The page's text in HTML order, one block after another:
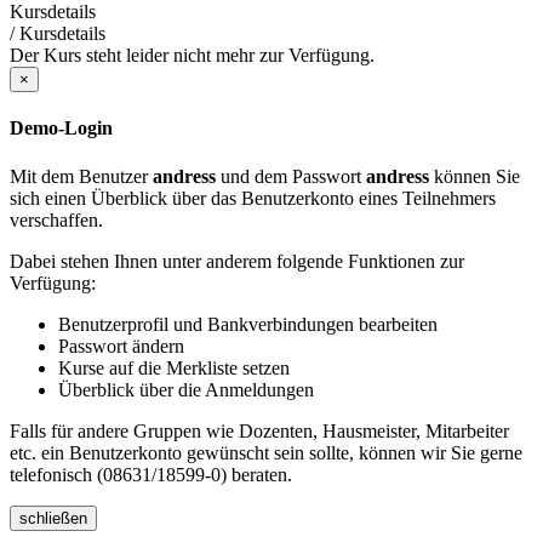
Kursdetails
/Kursdetails
Der Kurs steht leider nicht mehr zur Verfügung.
×
Demo-Login
Mit dem Benutzerandress und dem Passwort andress können Sie
sich einen Überblick über das Benutzerkonto eines Teilnehmers
verschaffen.
Dabei stehen Ihnen unter anderem folgende Funktionen zur
Verfügung:
Benutzerprofil und Bankverbindungen bearbeiten
Passwort ändern
Kurse auf die Merkliste setzen
Überblick über die Anmeldungen
Falls für andere Gruppen wie Dozenten, Hausmeister, Mitarbeiter
etc. ein Benutzerkonto gewünscht sein sollte, können wir Sie gerne
telefonisch (08631/18599-0) beraten.
schließen